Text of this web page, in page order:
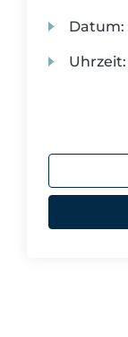
Datum:
Uhrzeit: